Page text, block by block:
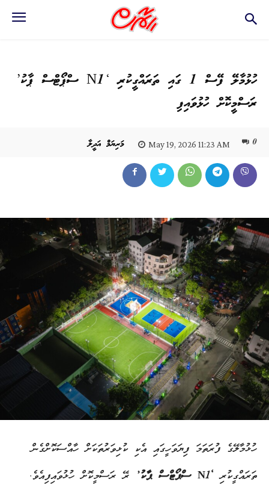
ހުޅުމާލޭ ފޭސް 1 ގައި ތަރައްގީކުރި ‘N1 ސްޕޯޓްސް ޕާކު’
ރަސްމީކޮށް ހުޅުވައިފި
މަރިޔަމް އަދީލާ May 19, 2026 11:23 AM 0
ހުޅުމާލޭގެ ފުރަތަމަ ފިޔަވަހީގައި އެކި ކުޅިވަރުތަކަށް ހާއްސަކޮށްގެން
ތަރައްގީކުރި ‘N1 ސްޕޯޓްސް ޕާކު’
ރޭ ރަސްމީކޮށް ހުޅުވައިފިއެވެ.